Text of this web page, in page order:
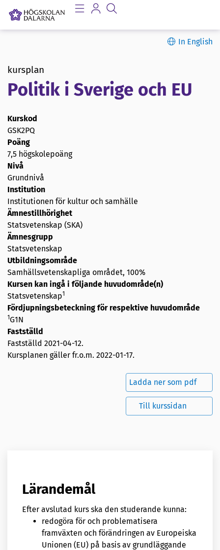
In English
kursplan
Politik i Sverige och EU
Kurskod
GSK2PQ
Poäng
7,5 högskolepoäng
Nivå
Grundnivå
Institution
Institutionen för kultur och samhälle
Ämnestillhörighet
Statsvetenskap (SKA)
Ämnesgrupp
Statsvetenskap
Utbildningsområde
Samhällsvetenskapliga området, 100%
Kursen kan ingå i följande huvudområde(n)
Statsvetenskap1
Fördjupningsbeteckning för respektive huvudområde
1G1N
Fastställd
Fastställd 2021-04-12.
Kursplanen gäller fr.o.m. 2022-01-17.
Ladda ner som pdf
Till kurssidan
Lärandemål
Efter avslutad kurs ska den studerande kunna:
redogöra för och problematisera
framväxten och förändringen av Europeiska
Unionen (EU) på basis av grundläggande